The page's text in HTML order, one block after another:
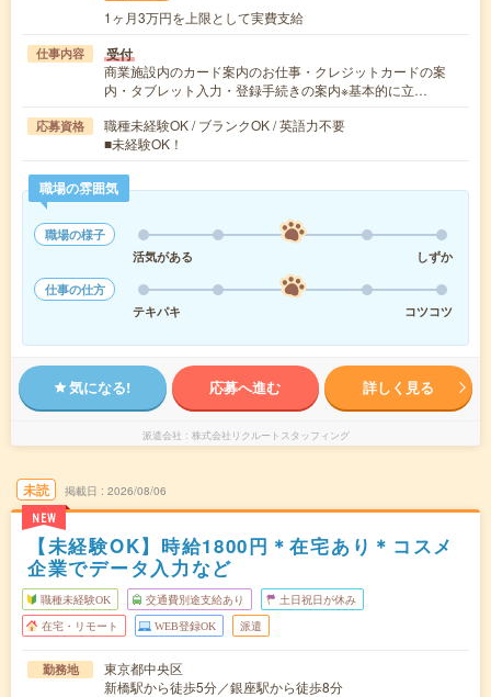
1ヶ月3万円を上限として実費支給
仕事内容 受付
商業施設内のカード案内のお仕事・クレジットカードの案
内・タブレット入力・登録手続きの案内※基本的に立…
応募資格
職種未経験OK / ブランクOK / 英語力不要
■未経験OK！
職場の雰囲気
職場の様子
活気がある
しずか
仕事の仕方
テキパキ
コツコツ
気になる! 応募へ進む 詳しく見る
派遣会社 株式会社リクルートスタッフィング
未読
NEW
掲載日 2026/08/06
【未経験OK】時給1800円＊在宅あり＊コスメ
企業でデータ入力など
職種未経験OK 交通費別途支給あり 土日祝日が休み
在宅・リモート WEB登録OK 派遣
勤務地
東京都中央区
新橋駅から徒歩5分／銀座駅から徒歩8分